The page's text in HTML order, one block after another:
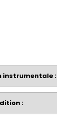
instrumentale :
: